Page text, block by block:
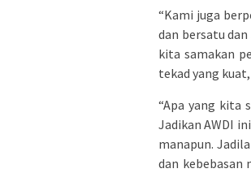
“Kami juga
dan bersatu
kita samakan
tekad yang
“Apa yang kita
Jadikan AWDI
manapun.
dan kebebasan